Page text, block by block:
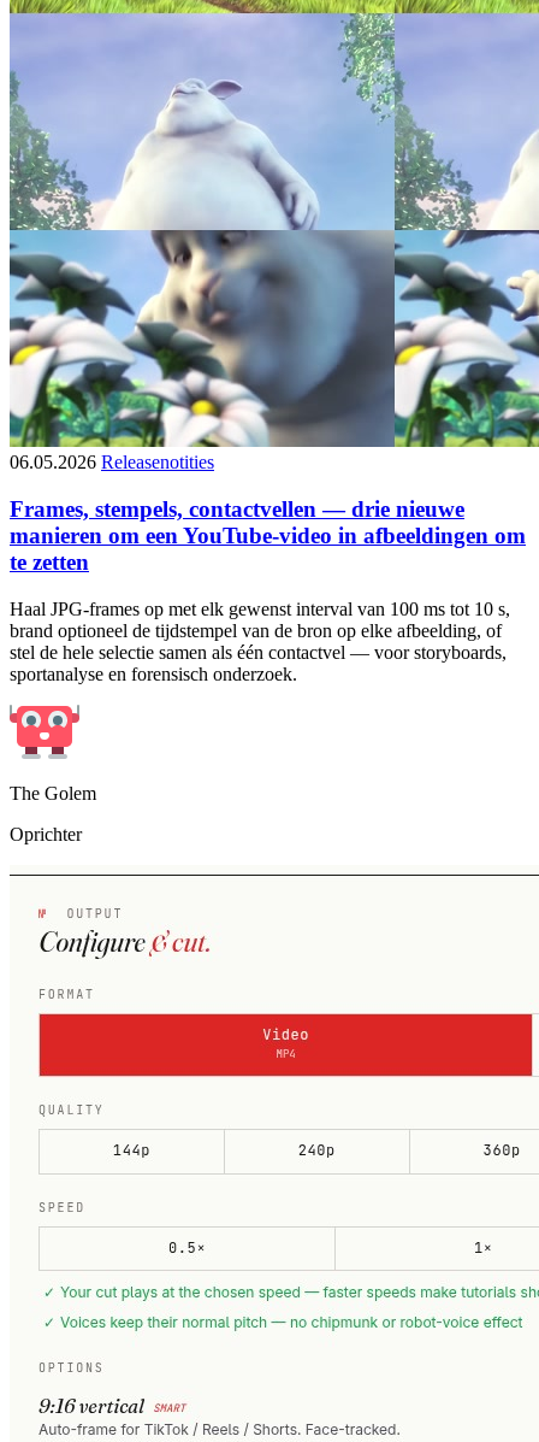
06.05.2026 Releasenotities
manieren om een YouTube-video in afbeeldingen om
te zetten
brand optioneel de tijdstempel van de bron op elke afbeelding, of
stel de hele selectie samen als één contactvel — voor storyboards,
sportanalyse en forensisch onderzoek.